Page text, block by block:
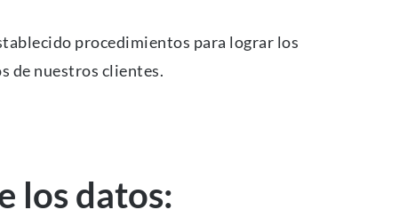
procedimientos para lograr los
de nuestros clientes.
los datos: